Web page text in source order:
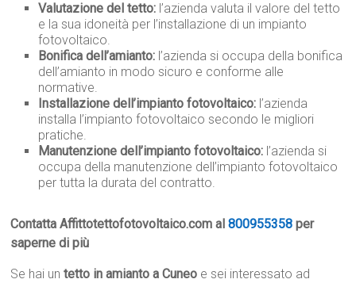
Valutazione del tetto: l’azienda valuta il valore del tetto
e la sua idoneità per l’installazione di un impianto
fotovoltaico.
Bonifica dell’amianto: l’azienda si occupa della bonifica
dell’amianto in modo sicuro e conforme alle
normative.
Installazione dell’impianto fotovoltaico: l’azienda
installa l’impianto fotovoltaico secondo le migliori
pratiche.
Manutenzione dell’impianto fotovoltaico: l’azienda si
occupa della manutenzione dell’impianto fotovoltaico
per tutta la durata del contratto.
Contatta Affittotettofotovoltaico.com al800955358 per
saperne di più
Se hai untetto in amianto a Cuneo e sei interessato ad